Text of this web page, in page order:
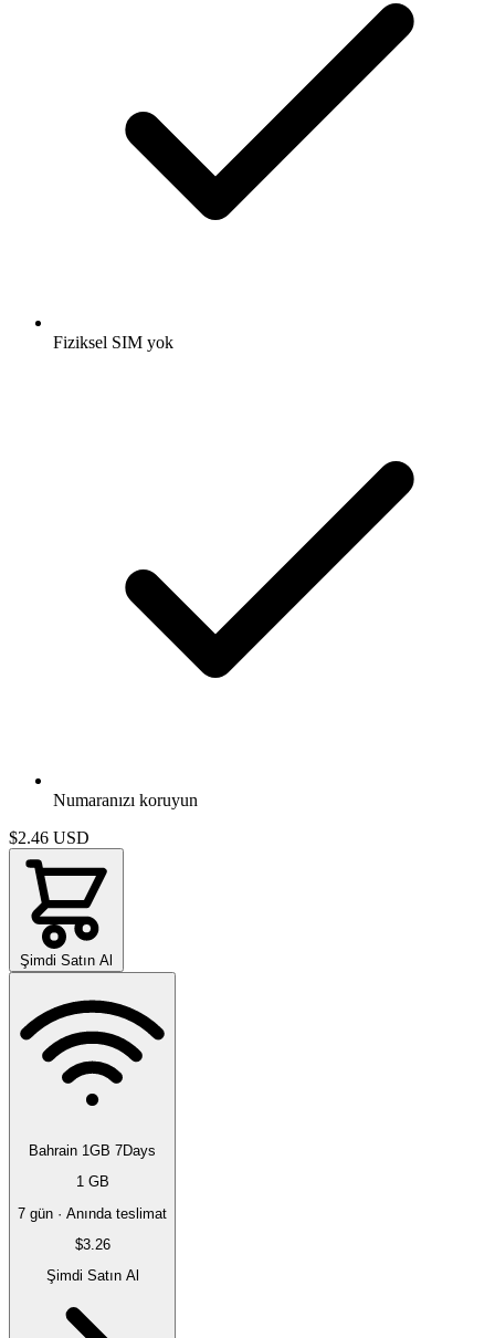
Fiziksel SIM yok
Numaranızı koruyun
$2.46 USD
Şimdi Satın Al
Bahrain 1GB 7Days
1 GB
7 gün · Anında teslimat
$3.26
Şimdi Satın Al